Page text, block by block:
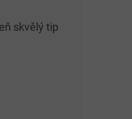
skvělý tip